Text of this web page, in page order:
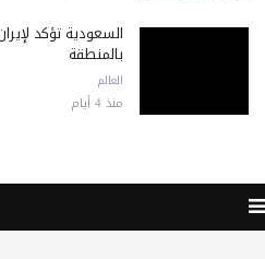
السعودية تؤكد
بالمنطقة
العالم
منذ 4 أيام